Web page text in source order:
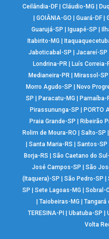
Ceilândia-DF| Cláudio-MG
GOIÂNIA-GO Guará-DF|
Guarujá-SP
Iguapé-SP
Itabirito-MG
Jaboticabal-SP
Jacareí-SP
Londrina-PR| Luís Correia-
Medianeira-PR
Mirassol-SP
Morro Agudo-SP
Novo
SP
Paracatu-MG Parnaíba-
Pirassununga-SP
PORTO
Praia Grande-SP
Ribeirão
Rolim de Moura-RO
Salto-SP
|Santa Maria-RS |Santos-SP
Borja-RS
|São Caetano do
José Campos-SP
|São
(Itaquera)-SP
|São Pedro-SP |
SP
|Sete Lagoas-MG |Sobral-
Taiobeiras-MG Tangará
TERESINA-PI
|Ubatuba-SP |
Volta